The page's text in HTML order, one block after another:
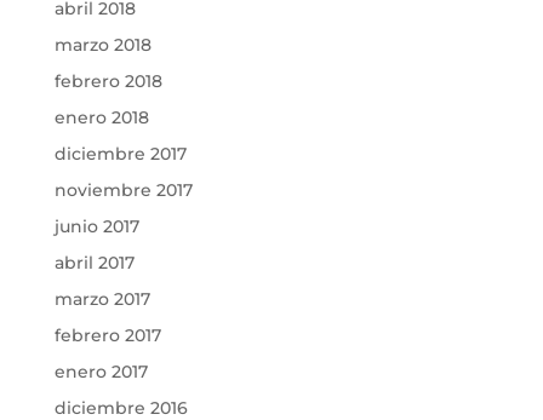
abril 2018
marzo 2018
febrero 2018
enero 2018
diciembre 2017
noviembre 2017
junio 2017
abril 2017
marzo 2017
febrero 2017
enero 2017
diciembre 2016